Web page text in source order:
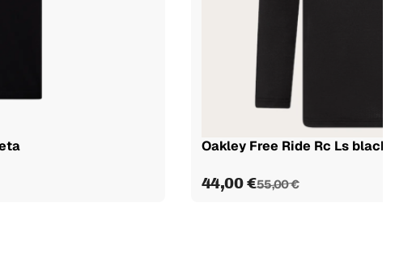
Oakley Free Ride Rc Ls
44,00 €55,00 €